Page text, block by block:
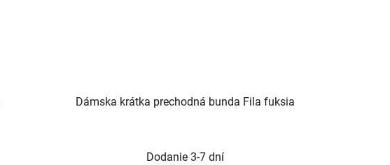
Dámska krátka prechodná bunda Fila fuksia
Dodanie 3-7 dní